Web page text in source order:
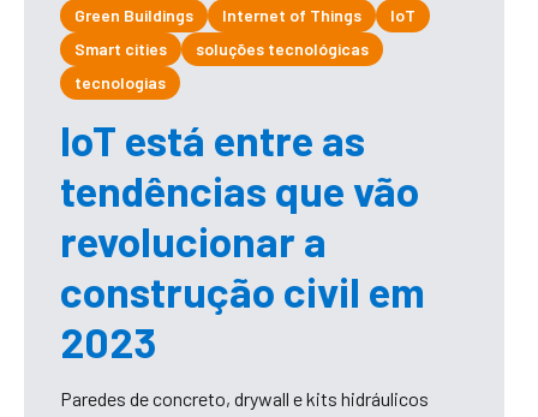
Green Buildings
Internet of Things
IoT
Smart cities
soluções tecnológicas
tecnologias
IoT está entre as
tendências que vão
revolucionar a
construção civil em
2023
Paredes de concreto, drywall e kits hidráulicos